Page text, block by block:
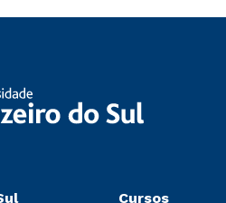
Cursos